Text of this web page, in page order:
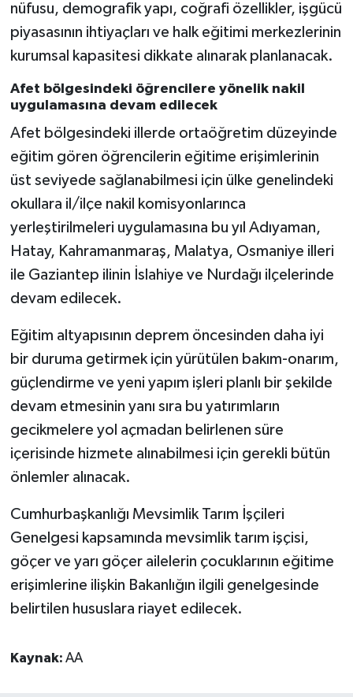
nüfusu, demografik yapı, coğrafi özellikler, işgücü
piyasasının ihtiyaçları ve halk eğitimi merkezlerinin
kurumsal kapasitesi dikkate alınarak planlanacak.
Afet bölgesindeki öğrencilere yönelik nakil
uygulamasına devam edilecek
Afet bölgesindeki illerde ortaöğretim düzeyinde
eğitim gören öğrencilerin eğitime erişimlerinin
üst seviyede sağlanabilmesi için ülke genelindeki
okullara il/ilçe nakil komisyonlarınca
yerleştirilmeleri uygulamasına bu yıl Adıyaman,
Hatay, Kahramanmaraş, Malatya, Osmaniye illeri
ile Gaziantep ilinin İslahiye ve Nurdağı ilçelerinde
devam edilecek.
Eğitim altyapısının deprem öncesinden daha iyi
bir duruma getirmek için yürütülen bakım-onarım,
güçlendirme ve yeni yapım işleri planlı bir şekilde
devam etmesinin yanı sıra bu yatırımların
gecikmelere yol açmadan belirlenen süre
içerisinde hizmete alınabilmesi için gerekli bütün
önlemler alınacak.
Cumhurbaşkanlığı Mevsimlik Tarım İşçileri
Genelgesi kapsamında mevsimlik tarım işçisi,
göçer ve yarı göçer ailelerin çocuklarının eğitime
erişimlerine ilişkin Bakanlığın ilgili genelgesinde
belirtilen hususlara riayet edilecek.
Kaynak: AA